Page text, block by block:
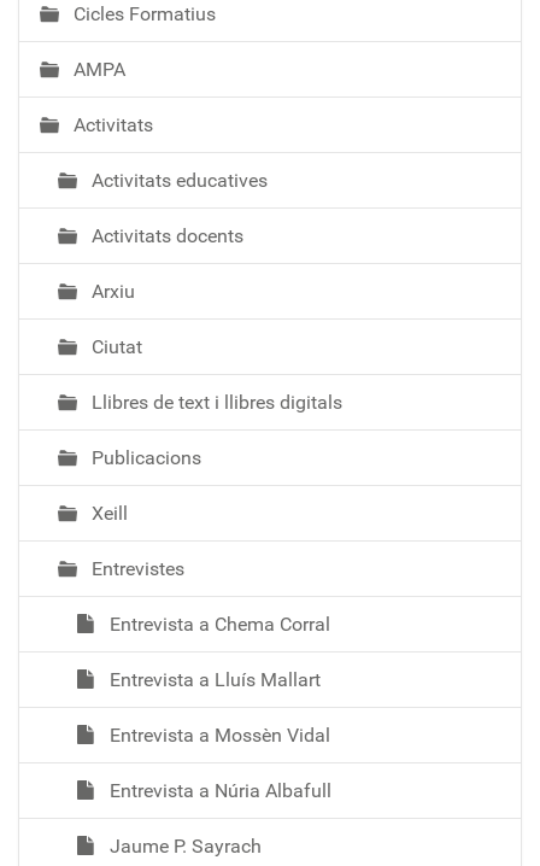
Cicles Formatius
AMPA
Activitats
Activitats educatives
Activitats docents
Arxiu
Ciutat
Llibres de text i llibres digitals
Publicacions
Xeill
Entrevistes
Entrevista a Chema Corral
Entrevista a Lluís Mallart
Entrevista a Mossèn Vidal
Entrevista a Núria Albafull
Jaume P. Sayrach